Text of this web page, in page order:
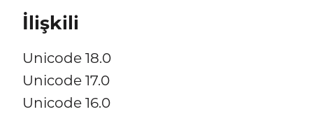
İlişkili
Unicode 18.0
Unicode 17.0
Unicode 16.0